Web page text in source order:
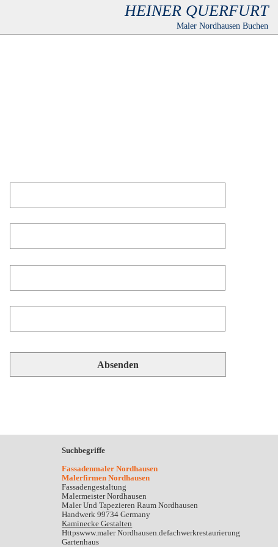
HEINER QUERFURT
Maler Nordhausen Buchen
Suchbegriffe
Fassadenmaler Nordhausen
Malerfirmen Nordhausen
Fassadengestaltung
Malermeister Nordhausen
Maler Und Tapezieren Raum Nordhausen
Handwerk 99734 Germany
Kaminecke Gestalten
Httpswww.maler Nordhausen.defachwerkrestaurierung
Gartenhaus